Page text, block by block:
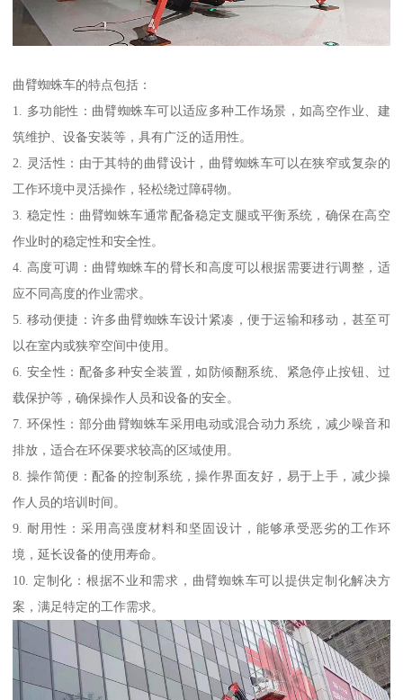
曲臂蜘蛛车的特点包括：
1. 多功能性：曲臂蜘蛛车可以适应多种工作场景，如高空作业、建
筑维护、设备安装等，具有广泛的适用性。
2. 灵活性：由于其特的曲臂设计，曲臂蜘蛛车可以在狭窄或复杂的
工作环境中灵活操作，轻松绕过障碍物。
3. 稳定性：曲臂蜘蛛车通常配备稳定支腿或平衡系统，确保在高空
作业时的稳定性和安全性。
4. 高度可调：曲臂蜘蛛车的臂长和高度可以根据需要进行调整，适
应不同高度的作业需求。
5. 移动便捷：许多曲臂蜘蛛车设计紧凑，便于运输和移动，甚至可
以在室内或狭窄空间中使用。
6. 安全性：配备多种安全装置，如防倾翻系统、紧急停止按钮、过
载保护等，确保操作人员和设备的安全。
7. 环保性：部分曲臂蜘蛛车采用电动或混合动力系统，减少噪音和
排放，适合在环保要求较高的区域使用。
8. 操作简便：配备的控制系统，操作界面友好，易于上手，减少操
作人员的培训时间。
9. 耐用性：采用高强度材料和坚固设计，能够承受恶劣的工作环
境，延长设备的使用寿命。
10. 定制化：根据不业和需求，曲臂蜘蛛车可以提供定制化解决方
案，满足特定的工作需求。